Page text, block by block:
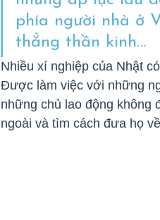
phía người nhà ở
thẳng thần kinh…
Nhiều xí nghiệp của Nhật
Được làm việc với những
những chủ lao động không
ngoài và tìm cách đưa họ